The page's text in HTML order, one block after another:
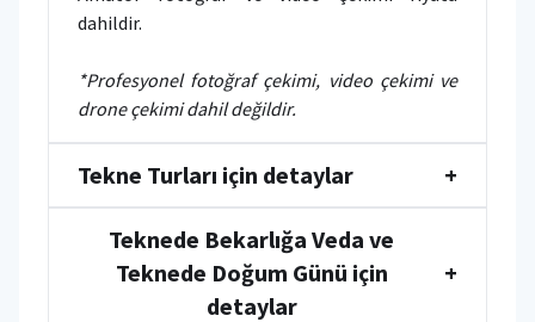
dahildir.
*Profesyonel fotoğraf çekimi, video çekimi ve
drone çekimi dahil değildir.
Tekne Turları için detaylar +
Teknede Bekarlığa Veda ve
Teknede Doğum Günü için
detaylar
+